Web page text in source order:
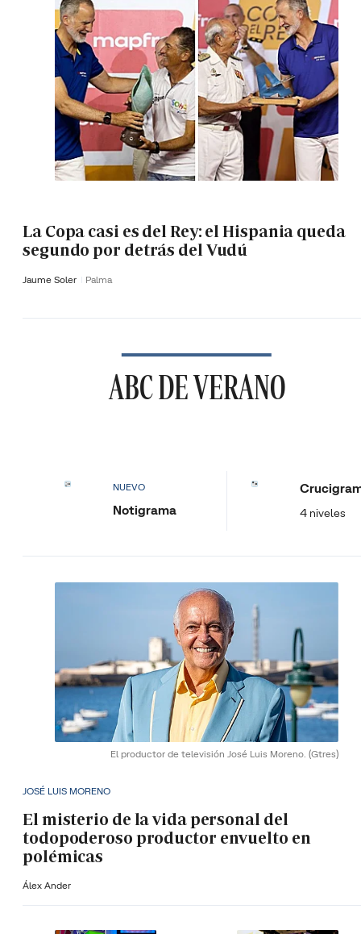
La Copa casi es del Rey: el Hispania queda
segundo por detrás del Vudú
Jaume Soler Palma
ABC DE VERANO
NUEVO
Notigrama 4 niveles
El productor de televisión José Luis Moreno. (Gtres)
JOSÉ LUIS MORENO
El misterio de la vida personal del
todopoderoso productor envuelto en
polémicas
Álex Ander